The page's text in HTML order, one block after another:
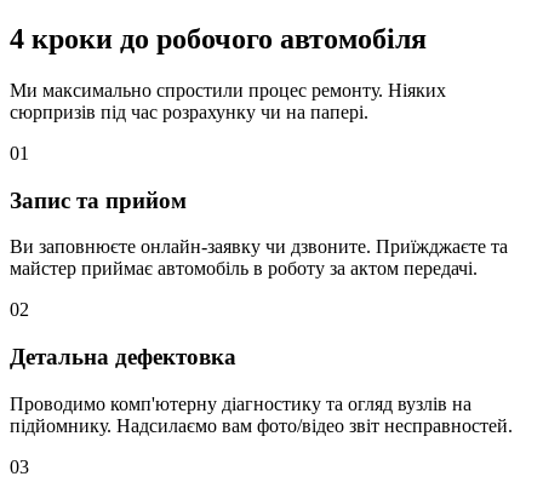
4 кроки до робочого автомобіля
Ми максимально спростили процес ремонту. Ніяких
сюрпризів під час розрахунку чи на папері.
01
Запис та прийом
Ви заповнюєте онлайн-заявку чи дзвоните. Приїжджаєте та
майстер приймає автомобіль в роботу за актом передачі.
02
Детальна дефектовка
Проводимо комп'ютерну діагностику та огляд вузлів на
підйомнику. Надсилаємо вам фото/відео звіт несправностей.
03